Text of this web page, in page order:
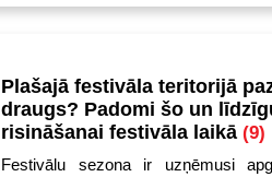
Plašajā festivāla teritorijā
draugs? Padomi šo un
risināšanai festivāla laikā (9)
Festivālu sezona ir uzņēmusi